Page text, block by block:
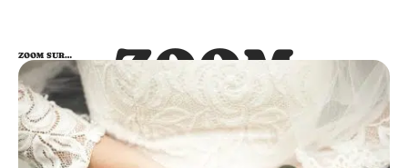
ZOOM
SUR…
ZOOM SUR…